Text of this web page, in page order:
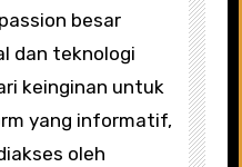
besar
dan teknologi
keinginan untuk
yang informatif,
oleh